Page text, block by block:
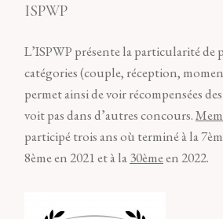
ISPWP
L’ISPWP présente la particularité de
catégories (couple, réception,
permet ainsi de voir récompensées
voit pas dans d’autres concours.
participé trois ans où terminé à la
8ème en 2021 et à la30èmeen 2022.